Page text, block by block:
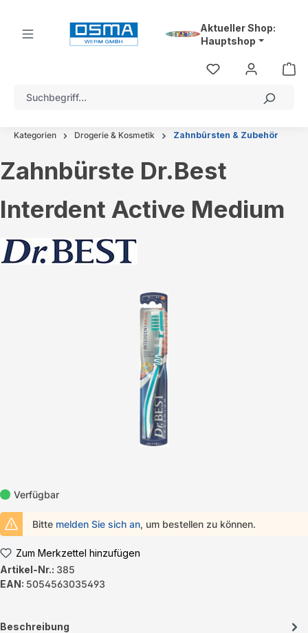
Aktueller Shop:
Hauptshop
Kategorien Drogerie & Kosmetik Zahnbürsten & Zubehör
Zahnbürste Dr.Best
Interdent Active Medium
Verfügbar
Bitte melden Sie sich an, um bestellen zu können.
Zum Merkzettel hinzufügen
Artikel-Nr.: 385
EAN: 5054563035493
Beschreibung